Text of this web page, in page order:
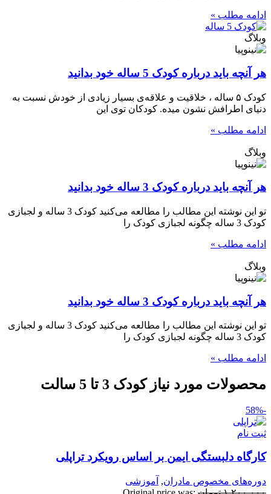
مطلب »
آنچه باید درباره کودک 5 ساله خود بدانید
کودک ۵ ساله ، خلاقیت و علاقه‌ی بسیار زیادی از خودش نسبت به
اطرافش نشون میده. کودکان توی این
مطلب »
آنچه باید درباره کودک 3 ساله خود بدانید
تو این نوشته این مطالب را مطالعه می‌کنید کودک 3 ساله و لجبازی
ساله چگونه لجبازی کودک را
مطلب »
آنچه باید درباره کودک 3 ساله خود بدانید
تو این نوشته این مطالب را مطالعه می‌کنید کودک 3 ساله و لجبازی
ساله چگونه لجبازی کودک را
مطلب »
مورد نیاز کودک 3 تا 5 سالت
نام
دلبستگی ایمن بر اساس رویکرد تراپلی
مخصوص مادران ,آموزشی